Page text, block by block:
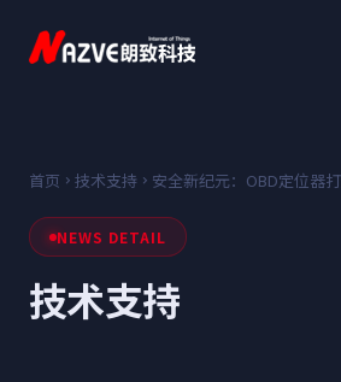
首页 技术支持 安全新纪元：OBD定位器
NEWS DETAIL
技术支持